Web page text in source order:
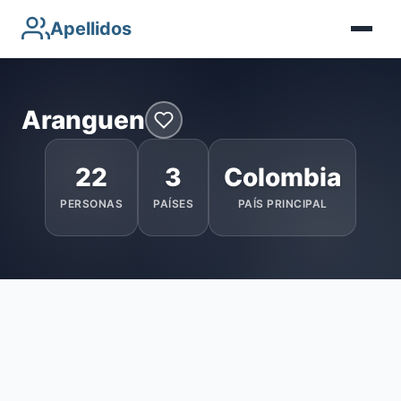
Apellidos
Aranguen
22
PERSONAS
3
PAÍSES
Colombia
PAÍS PRINCIPAL